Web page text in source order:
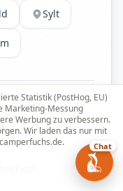
Sylt
Statistik (PostHog, EU)
Marketing-Messung
Werbung zu verbessern.
Wir laden das nur mit
Chat